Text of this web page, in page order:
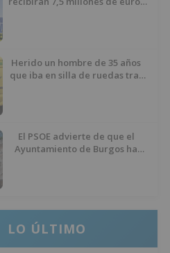
Herido un hombre de 35 años
que iba en silla de ruedas tras
El PSOE advierte de que el
Ayuntamiento de Burgos ha
LO ÚLTIMO